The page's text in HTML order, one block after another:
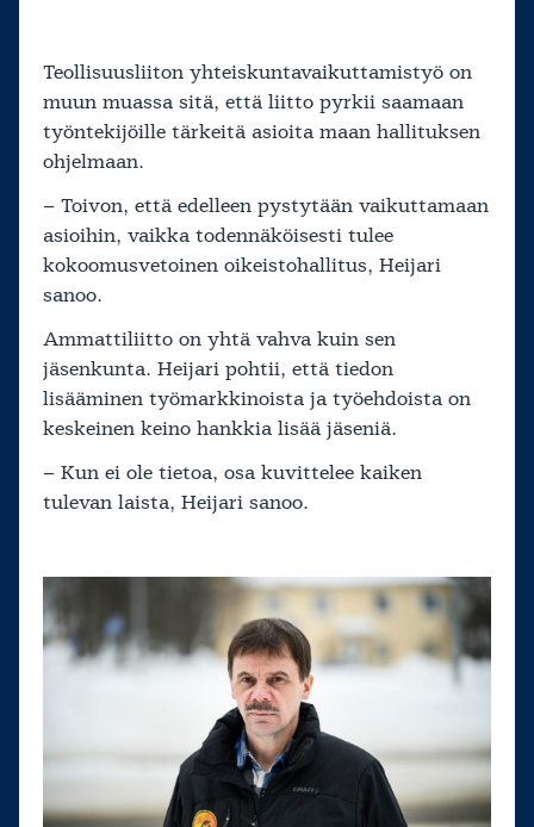
Teollisuusliiton yhteiskuntavaikuttamistyö on
muun muassa sitä, että liitto pyrkii saamaan
työntekijöille tärkeitä asioita maan hallituksen
ohjelmaan.
– Toivon, että edelleen pystytään vaikuttamaan
asioihin, vaikka todennäköisesti tulee
kokoomusvetoinen oikeistohallitus, Heijari
sanoo.
Ammattiliitto on yhtä vahva kuin sen
jäsenkunta. Heijari pohtii, että tiedon
lisääminen työmarkkinoista ja työehdoista on
keskeinen keino hankkia lisää jäseniä.
– Kun ei ole tietoa, osa kuvittelee kaiken
tulevan laista, Heijari sanoo.